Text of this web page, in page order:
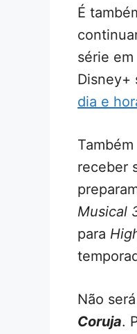
É
série
Disney+
dia e
receber
Musical
para
Não
Coruja.